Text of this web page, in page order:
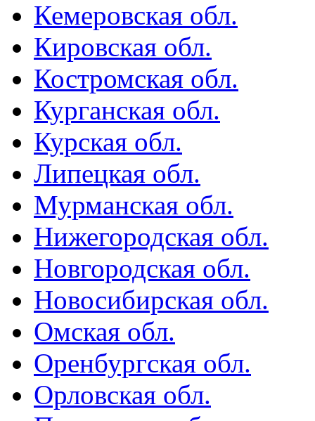
Кемеровская обл.
Кировская обл.
Костромская обл.
Курганская обл.
Курская обл.
Липецкая обл.
Мурманская обл.
Нижегородская обл.
Новгородская обл.
Новосибирская обл.
Омская обл.
Оренбургская обл.
Орловская обл.